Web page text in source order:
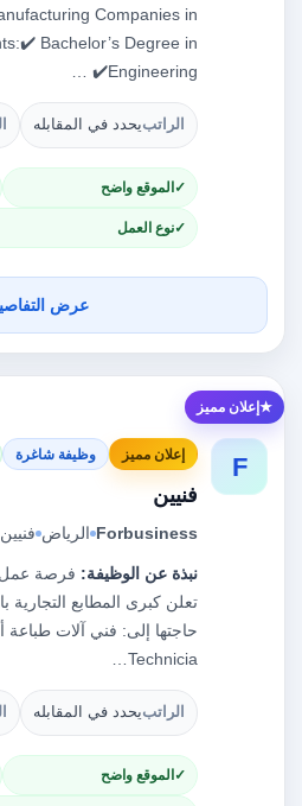
Companies in
Bachelor’s Degree in
Engineering✔️ …
الراتبيحدد في المقابله
الموقع واضح
نوع العمل
عرض
إعلان مميز
F إعلان مميز وظيفة شاغرة
فنيين
Forbusiness الرياض
نبذة عن الوظيفة: فرصة عمل
تعلن كبرى المطابع التجارية
Technicia…
الراتبيحدد في المقابله
الموقع واضح